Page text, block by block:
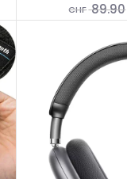
CHF89.90